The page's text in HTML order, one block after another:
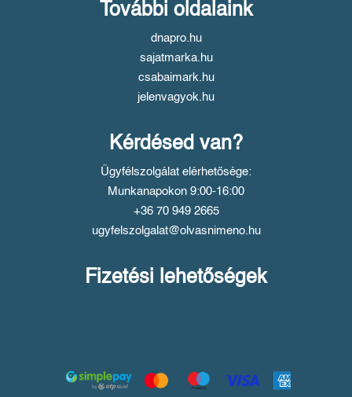
További oldalaink
dnapro.hu
sajatmarka.hu
csabaimark.hu
jelenvagyok.hu
Kérdésed van?
Ügyfélszolgálat elérhetősége:
Munkanapokon 9:00-16:00
+36 70 949 2665
ugyfelszolgalat@olvasnimeno.hu
Fizetési lehetőségek